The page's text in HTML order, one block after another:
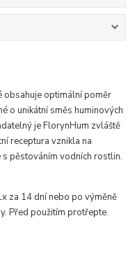
optimální poměr
o unikátní směs huminových
je FlorynHum zvláště
receptura vznikla na
pěstováním vodních rostlin.
za 14 dní nebo po výměně
Před použitím protřepte.